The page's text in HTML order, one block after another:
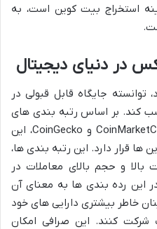
استخراج بیت کوین است، به
در دنیای دیجیتال
جایگاه قابل قبولی در
کند. بر اساس رتبه بندی های
وب سایت های معتبری مانند CoinMarketCap و CoinGecko، این
ها قرار دارد. این رتبه بندی ها،
بالا و حجم بالای معاملات در
این رده بندی ها به معنای آن
خاطر بیشتری دارایی های خود
شرکت کنند. این صرافی امکان